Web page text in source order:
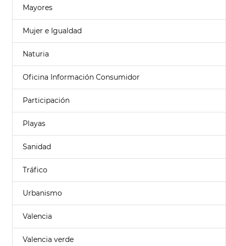
Mayores
Mujer e Igualdad
Naturia
Oficina Información Consumidor
Participación
Playas
Sanidad
Tráfico
Urbanismo
Valencia
Valencia verde